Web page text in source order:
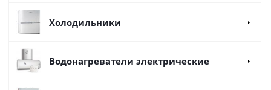
Холодильники
Водонагреватели электрические